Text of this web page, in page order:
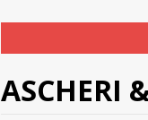
ASCHERI